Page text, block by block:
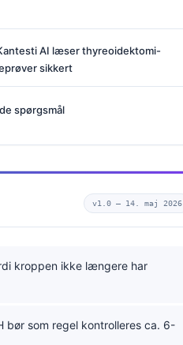
AI læser thyreoidektomi-
sikkert
spørgsmål
v1.0 — 14. maj 2026
kroppen ikke længere har
bør som regel kontrolleres ca. 6-